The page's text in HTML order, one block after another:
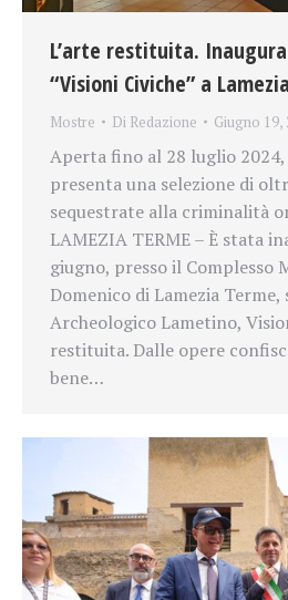
L’arte restituita.
“Visioni Civiche” a
Mostre Di Redazione Giugno 19,
Aperta fino al 28 luglio 2024,
presenta una selezione di
sequestrate alla criminalità
LAMEZIA TERME – È stata
giugno, presso il Complesso
Domenico di Lamezia Terme,
Archeologico Lametino,
restituita. Dalle opere
bene…